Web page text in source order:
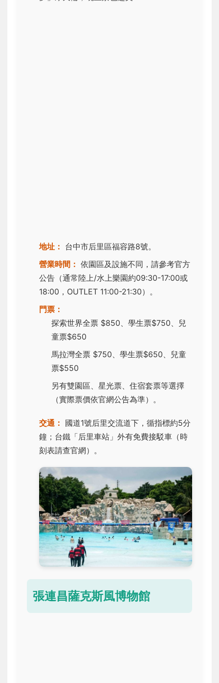
地址： 台中市后里區福容路8號。
營業時間： 依園區及設施不同，請參考官方
公告（通常陸上/水上樂園約09:30-17:00或
18:00，OUTLET 11:00-21:30）。
門票：
探索世界全票 $850、學生票$750、兒
童票$650
馬拉灣全票 $750、學生票$650、兒童
票$550
另有雙園區、星光票、住宿套票等選擇
（實際票價依官網公告為準）。
交通： 國道1號后里交流道下，循指標約5分
鐘；台鐵「后里車站」外有免費接駁車（時
刻表請查官網）。
張連昌薩克斯風博物館